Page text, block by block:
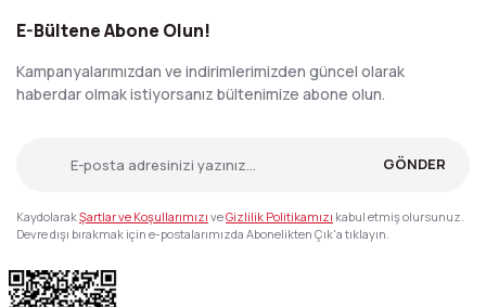
E-Bültene Abone Olun!
Kampanyalarımızdan ve indirimlerimizden güncel olarak
haberdar olmak istiyorsanız bültenimize abone olun.
GÖNDER
KaydolarakŞartlar ve Koşullarımızı veGizlilik Politikamızı kabul etmiş olursunuz.
Devre dışı bırakmak için e-postalarımızda Abonelikten Çık'a tıklayın.